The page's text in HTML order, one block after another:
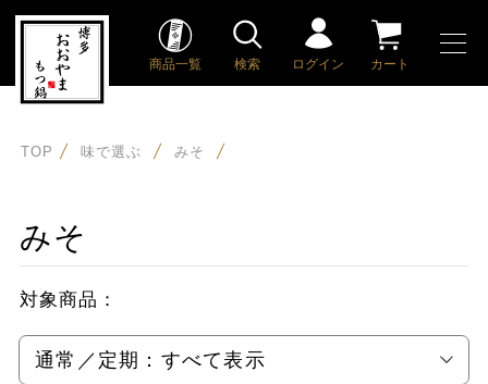
商品一覧 検索 ログイン カート
TOP 味で選ぶ みそ
みそ
対象商品：
通常／定期： すべて表示